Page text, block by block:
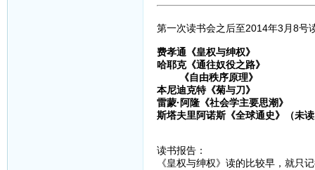
第一次读书会之后至2014年3月8号
费孝通《皇权与绅权》
哈耶克《通往奴役之路》
《自由秩序原理》
本尼迪克特《菊与刀》
雷蒙·阿隆《社会学主要思潮》
斯塔夫里阿诺斯《全球通史》（未
读书报告：
《皇权与绅权》读的比较早，就只